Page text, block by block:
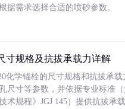
据需求选择合适的喷砂参数。
寸规格及抗拔承载力详解
化学锚栓的尺寸规格和抗拔承载
尺寸等参数，并依据专业标准
术规程》JGJ 145）提供抗拔承